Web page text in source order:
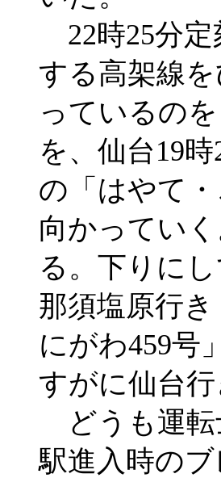
22時25分定
する高架線
っているの
を、仙台19
の「はやて
向かってい
る。下りに
那須塩原行
にがわ459号
すがに仙台
どうも運転
駅進入時の